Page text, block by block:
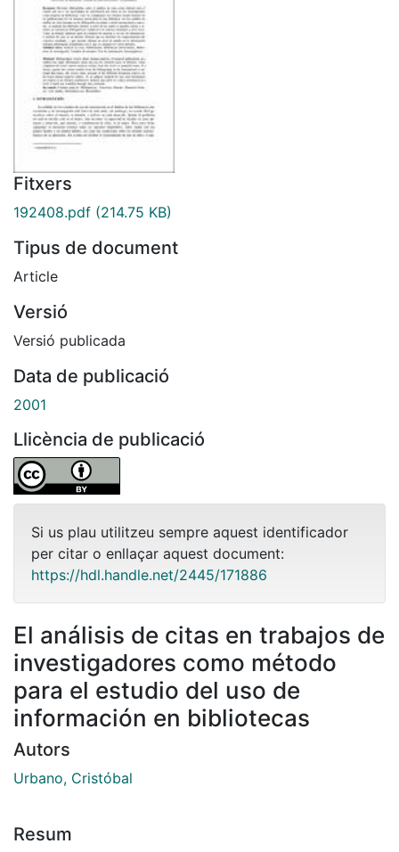
Fitxers
192408.pdf (214.75 KB)
Tipus de document
Article
Versió
Versió publicada
Data de publicació
2001
Llicència de publicació
Si us plau utilitzeu sempre aquest identificador
per citar o enllaçar aquest document:
https://hdl.handle.net/2445/171886
El análisis de citas en trabajos de
investigadores como método
para el estudio del uso de
información en bibliotecas
Autors
Urbano, Cristóbal
Resum